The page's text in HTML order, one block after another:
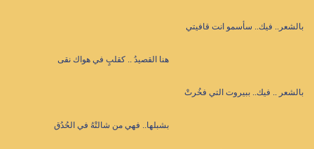
بالشعر.. فيك.. سأسمو انت قافيتي
هنا القصيدُ .. كقلبٍ في هواك نقى
بالشعر .. فيك.. ببيروت التي فخُرتْ
بشبلها.. فهي من شالتْهُ في الحُدُق